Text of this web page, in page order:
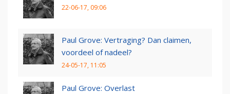
22-06-17, 09:06
Paul Grove: Vertraging? Dan claimen,
voordeel of nadeel?
24-05-17, 11:05
Paul Grove: Overlast